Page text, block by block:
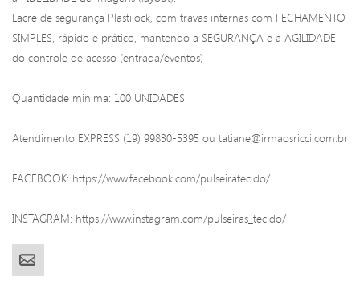
Lacre de segurança Plastilock, com travas internas com FECHAMENTO
SIMPLES, rápido e prático, mantendo a SEGURANÇA e a AGILIDADE
do controle de acesso (entrada/eventos)
Quantidade minima: 100 UNIDADES
Atendimento EXPRESS (19) 99830-5395 ou tatiane@irmaosricci.com.br
FACEBOOK: https://www.facebook.com/pulseiratecido/
INSTAGRAM: https://www.instagram.com/pulseiras_tecido/